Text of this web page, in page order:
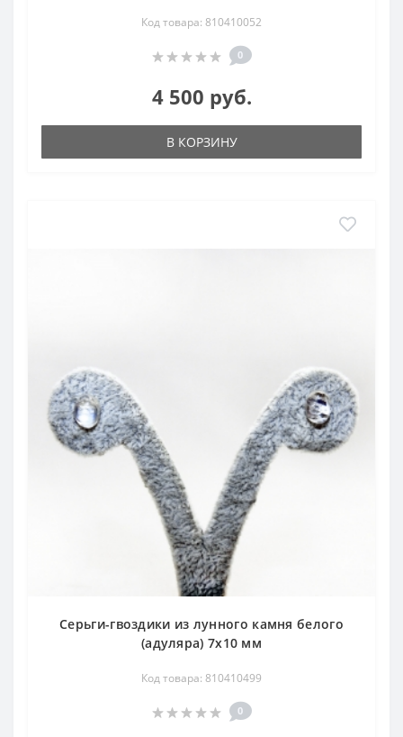
Код товара: 810410052
0
4 500 руб.
В КОРЗИНУ
Серьги-гвоздики из лунного камня белого
(адуляра) 7x10 мм
Код товара: 810410499
0